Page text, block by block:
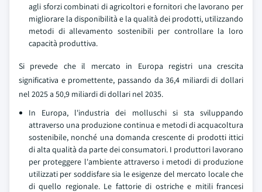
agli sforzi combinati di agricoltori e fornitori che lavorano per
migliorare la disponibilità e la qualità dei prodotti, utilizzando
metodi di allevamento sostenibili per controllare la loro
capacità produttiva.
Si prevede che il mercato in Europa registri una crescita
significativa e promettente, passando da 36,4 miliardi di dollari
nel 2025 a 50,9 miliardi di dollari nel 2035.
In Europa, l'industria dei molluschi si sta sviluppando
attraverso una produzione continua e metodi di acquacoltura
sostenibile, nonché una domanda crescente di prodotti ittici
di alta qualità da parte dei consumatori. I produttori lavorano
per proteggere l'ambiente attraverso i metodi di produzione
utilizzati per soddisfare sia le esigenze del mercato locale che
di quello regionale. Le fattorie di ostriche e mitili francesi